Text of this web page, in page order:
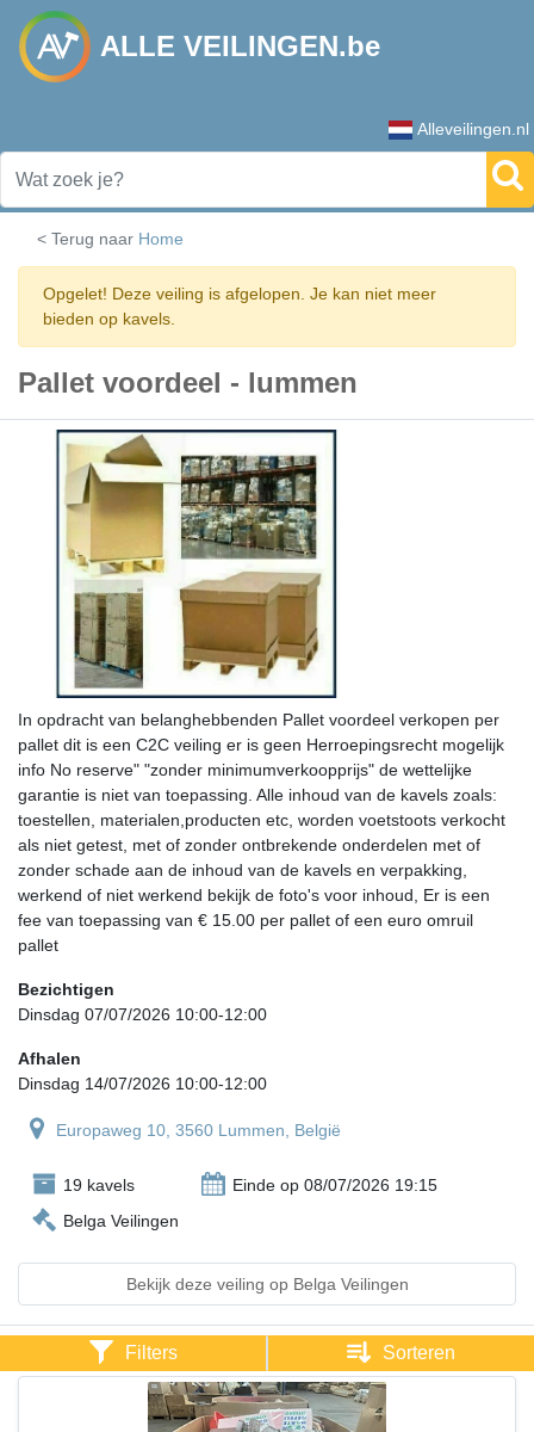
ALLE VEILINGEN.be
Alleveilingen.nl
< Terug naar Home
Opgelet! Deze veiling is afgelopen. Je kan niet meer
bieden op kavels.
Pallet voordeel - lummen
In opdracht van belanghebbenden Pallet voordeel verkopen per
pallet dit is een C2C veiling er is geen Herroepingsrecht mogelijk
info No reserve" "zonder minimumverkoopprijs" de wettelijke
garantie is niet van toepassing. Alle inhoud van de kavels zoals:
toestellen, materialen,producten etc, worden voetstoots verkocht
als niet getest, met of zonder ontbrekende onderdelen met of
zonder schade aan de inhoud van de kavels en verpakking,
werkend of niet werkend bekijk de foto's voor inhoud, Er is een
fee van toepassing van € 15.00 per pallet of een euro omruil
pallet
Bezichtigen
Dinsdag 07/07/2026 10:00-12:00
Afhalen
Dinsdag 14/07/2026 10:00-12:00
Europaweg 10, 3560 Lummen, België
19 kavels
Einde op 08/07/2026 19:15
Belga Veilingen
Bekijk deze veiling op Belga Veilingen
Filters Sorteren